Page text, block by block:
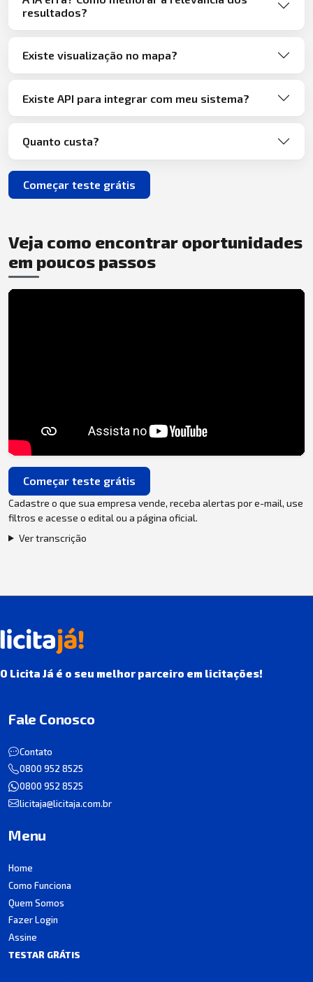
resultados?
Existe visualização no mapa?
Existe API para integrar com meu sistema?
Quanto custa?
Começar teste grátis
Veja como encontrar oportunidades
em poucos passos
Começar teste grátis
Cadastre o que sua empresa vende, receba alertas por e-mail, use
filtros e acesse o edital ou a página oficial.
Ver transcrição
O Licita Já é o seu melhor parceiro em licitações!
Fale Conosco
Contato
0800 952 8525
0800 952 8525
licitaja@licitaja.com.br
Menu
Home
Como Funciona
Quem Somos
Fazer Login
Assine
TESTAR GRÁTIS